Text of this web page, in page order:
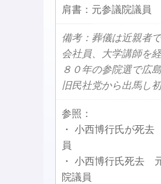
肩書： 元参議院議員
備考：葬儀は近親者で
会社員、大学講師を
８０年の参院選で広
旧民社党から出馬し初
参照：
・ 小西博行氏が死
員
・ 小西博行氏死去
院議員